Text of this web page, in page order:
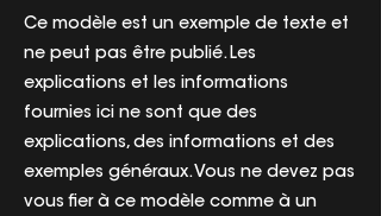
Ce modèle est un exemple de texte et
ne peut pas être publié. Les
explications et les informations
fournies ici ne sont que des
explications, des informations et des
exemples généraux. Vous ne devez pas
vous fier à ce modèle comme à un